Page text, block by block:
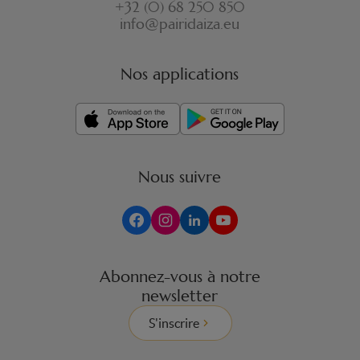
+32 (0) 68 250 850
info@pairidaiza.eu
Nos applications
Nous suivre
Abonnez-vous à notre
newsletter
S'inscrire